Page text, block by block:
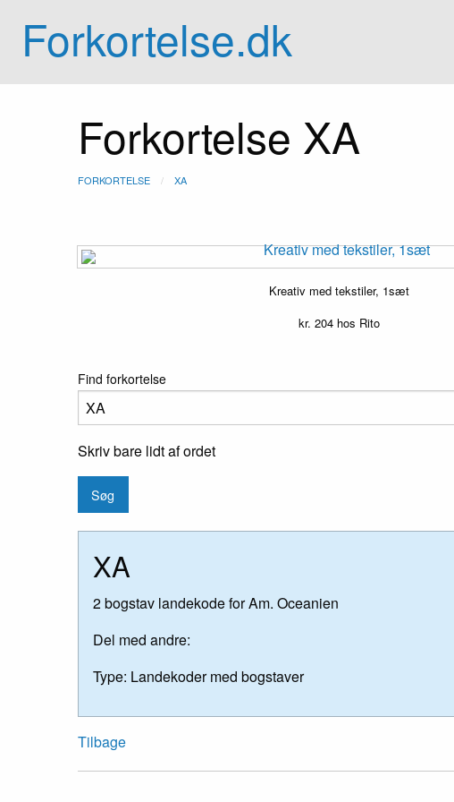
Forkortelse.dk
Forkortelse XA
FORKORTELSE XA
Kreativ med tekstiler, 1sæt
kr. 204 hos Rito
Find forkortelse
Skriv bare lidt af ordet
XA
2 bogstav landekode for Am. Oceanien
Del med andre:
Type: Landekoder med bogstaver
Tilbage